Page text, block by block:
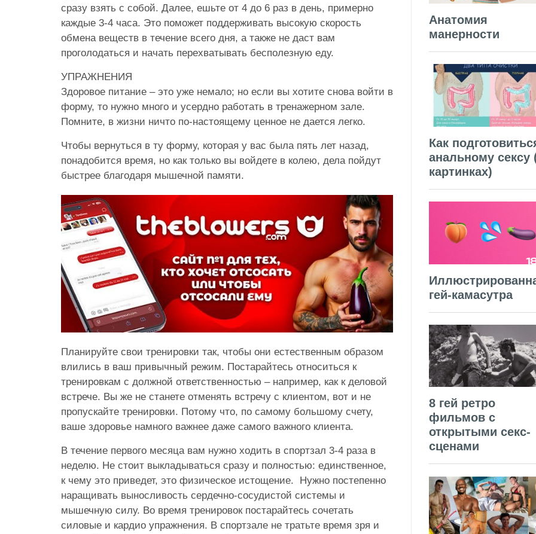
сразу взять с собой. Далее, ешьте от 4 до 6 раз в день, примерно
каждые 3-4 часа. Это поможет поддерживать высокую скорость
обмена веществ в течение всего дня, а также не даст вам
проголодаться и начать перехватывать бесполезную еду.
УПРАЖНЕНИЯ
Здоровое питание – это уже немало; но если вы хотите снова войти в
форму, то нужно много и усердно работать в тренажерном зале.
Помните, в жизни ничто по-настоящему ценное не дается легко.
Чтобы вернуться в ту форму, которая у вас была пять лет назад,
понадобится время, но как только вы войдете в колею, дела пойдут
быстрее благодаря мышечной памяти.
Планируйте свои тренировки так, чтобы они естественным образом
влились в ваш привычный режим. Постарайтесь относиться к
тренировкам с должной ответственностью – например, как к деловой
встрече. Вы же не станете отменять встречу с клиентом, вот и не
пропускайте тренировки. Потому что, по самому большому счету,
ваше здоровье намного важнее даже самого важного клиента.
В течение первого месяца вам нужно ходить в спортзал 3-4 раза в
неделю. Не стоит выкладываться сразу и полностью: единственное,
к чему это приведет, это физическое истощение. Нужно постепенно
наращивать выносливость сердечно-сосудистой системы и
мышечную силу. Во время тренировок постарайтесь сочетать
силовые и кардио упражнения. В спортзале не тратьте время зря и
Анатомия
манерности
Как
анальному сексу
картинках)
гей-камасутра
8 гей ретро
фильмов с
открытыми секс-
сценами